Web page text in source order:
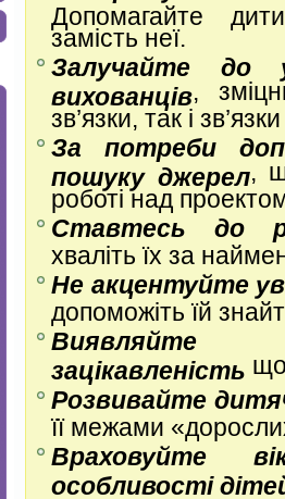
Допомагайте
замість неї.
Залучайте до
вихованців,
зв’язки, так і
За потреби
пошуку джерел,
роботі над
Ставтесь до
хваліть їх за
Не акцентуйте
допоможіть їй
Виявляйте
зацікавленість
Розвивайте
її межами
Враховуйте
особливості